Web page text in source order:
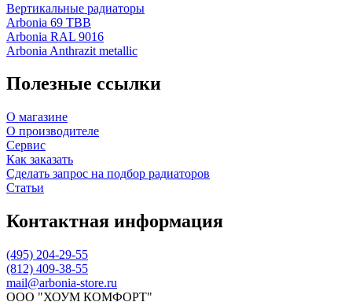
Вертикальные радиаторы
Arbonia 69 ТВВ
Arbonia RAL 9016
Arbonia Anthrazit metallic
Полезные ссылки
О магазине
О производителе
Сервис
Как заказать
Сделать запрос на подбор радиаторов
Статьи
Контактная информация
(495) 204-29-55
(812) 409-38-55
mail@arbonia-store.ru
ООО "ХОУМ КОМФОРТ"